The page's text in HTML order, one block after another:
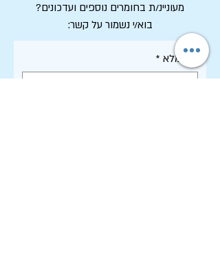
מעוניינ/ת בחומרים נוספים ועדכונים?
בוא/י נשמור על קשר:
שם מלא *